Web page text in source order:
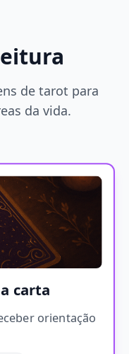
de tarot para
da vida.
carta
orientação